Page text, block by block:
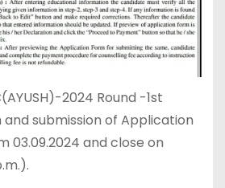
2024 Round -1st
submission of Application
03.09.2024 and close on